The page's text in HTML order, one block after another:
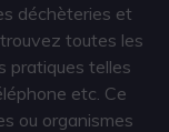
déchèteries et
toutes les
pratiques telles
etc. Ce
ou organismes